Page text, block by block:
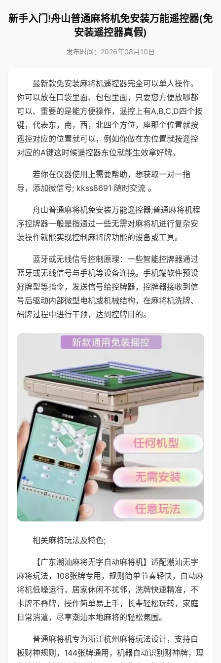
新手入门!舟山普通麻将机免安装万能遥控器(免
安装遥控器真假)
发布时间：2026年08月10日
最新款免安装麻将机遥控器完全可以单人操作。
你可以放在口袋里面、包包里面，只要您方便放哪都
可以、重要的是能方便操作，遥控上有A,B,C,D四个按
键，代表东，南，西，北四个方位，座那个位置就按
遥控对应的位置就可以，例如你做在东位置就按遥控
对应的A键这时候遥控器东位就能生效拿好牌。
若你在仪器使用上需要帮助，想获取一对一指
导，添加微信号; kkss8691 随时交流 。
舟山普通麻将机免安装万能遥控器;普通麻将机程
序控牌器一般是指通过一些无需对麻将机进行复杂安
装操作就能实现控制麻将牌功能的设备或工具。
蓝牙或无线信号控制原理：一些智能控牌器通过
蓝牙或无线信号与手机等设备连接。手机端软件预设
好牌型等指令，发送信号给控牌器，控牌器接收到信
号后驱动内部微型电机或机械结构，在麻将机洗牌、
码牌过程中进行干预，达到控牌目的。
相关麻将玩法及特色;
【广东潮汕麻将无字自动麻将机】适配潮汕无字
麻将玩法，108张牌专用，规则简单节奏轻快，自动麻
将机低噪运行，居家休闲不扰邻，洗牌快速精准，不
卡牌不叠牌，操作简单易上手，长辈轻松玩转，家庭
日常消遣，尽享潮汕本地麻将的轻松氛围。
普通麻将机专为浙江杭州麻将玩法设计，支持白
板财神规则，144张牌通用，机器自动识别财神牌，理